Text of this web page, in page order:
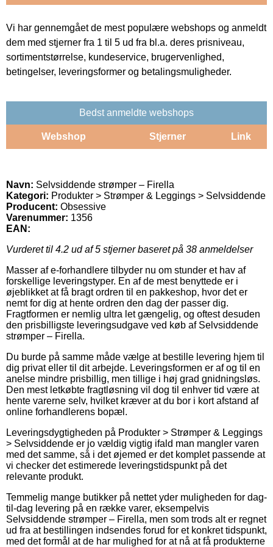
Vi har gennemgået de mest populære webshops og anmeldt
dem med stjerner fra 1 til 5 ud fra bl.a. deres prisniveau,
sortimentstørrelse, kundeservice, brugervenlighed,
betingelser, leveringsformer og betalingsmuligheder.
Bedst anmeldte webshops
Webshop Stjerner Link
Navn: Selvsiddende strømper – Firella
Kategori: Produkter > Strømper & Leggings > Selvsiddende
Producent: Obsessive
Varenummer: 1356
EAN:
Vurderet til 4.2 ud af 5 stjerner baseret på 38 anmeldelser
Masser af e-forhandlere tilbyder nu om stunder et hav af
forskellige leveringstyper. En af de mest benyttede er i
øjeblikket at få bragt ordren til en pakkeshop, hvor det er
nemt for dig at hente ordren den dag der passer dig.
Fragtformen er nemlig ultra let gængelig, og oftest desuden
den prisbilligste leveringsudgave ved køb af Selvsiddende
strømper – Firella.
Du burde på samme måde vælge at bestille levering hjem til
dig privat eller til dit arbejde. Leveringsformen er af og til en
anelse mindre prisbillig, men tillige i høj grad gnidningsløs.
Den mest letkøbte fragtløsning vil dog til enhver tid være at
hente varerne selv, hvilket kræver at du bor i kort afstand af
online forhandlerens bopæl.
Leveringsdygtigheden på Produkter > Strømper & Leggings
> Selvsiddende er jo vældig vigtig ifald man mangler varen
med det samme, så i det øjemed er det komplet passende at
vi checker det estimerede leveringstidspunkt på det
relevante produkt.
Temmelig mange butikker på nettet yder muligheden for dag-
til-dag levering på en række varer, eksempelvis
Selvsiddende strømper – Firella, men som trods alt er regnet
ud fra at bestillingen indsendes forud for et konkret tidspunkt,
med det formål at de har mulighed for at nå at få produkterne